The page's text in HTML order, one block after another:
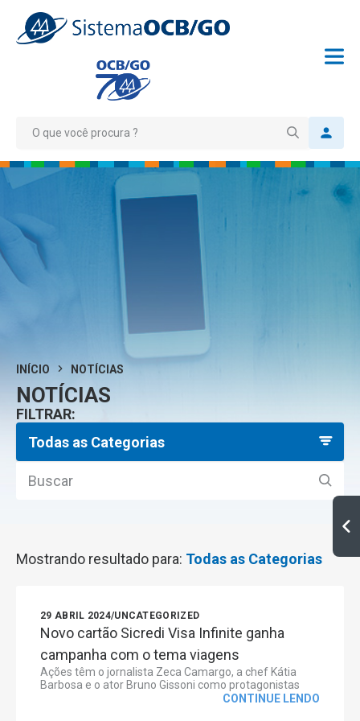
INÍCIO NOTÍCIAS
NOTÍCIAS
FILTRAR:
Todas as Categorias
Mostrando resultado para: Todas as Categorias
29 ABRIL 2024/UNCATEGORIZED
Novo cartão Sicredi Visa Infinite ganha
campanha com o tema viagens
Ações têm o jornalista Zeca Camargo, a chef Kátia
Barbosa e o ator Bruno Gissoni como protagonistas
CONTINUE LENDO